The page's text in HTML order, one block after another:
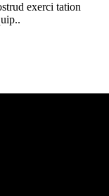
exerci tation